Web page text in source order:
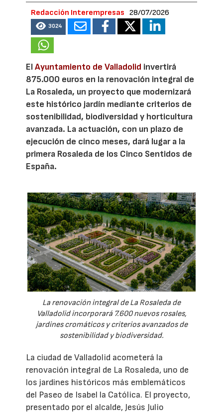
Redacción Interempresas 28/07/2026
3024
ElAyuntamiento de Valladolid invertirá
875.000 euros en la renovación integral de
La Rosaleda, un proyecto que modernizará
este histórico jardín mediante criterios de
sostenibilidad, biodiversidad y horticultura
avanzada. La actuación, con un plazo de
ejecución de cinco meses, dará lugar a la
primera Rosaleda de los Cinco Sentidos de
España.
La renovación integral de La Rosaleda de
Valladolid incorporará 7.600 nuevos rosales,
jardines cromáticos y criterios avanzados de
sostenibilidad y biodiversidad.
La ciudad de Valladolid acometerá la
renovación integral de La Rosaleda, uno de
los jardines históricos más emblemáticos
del Paseo de Isabel la Católica. El proyecto,
presentado por el alcalde, Jesús Julio